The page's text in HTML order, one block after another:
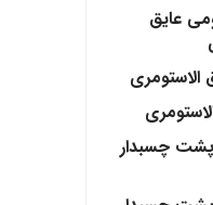
عایق
الاستومری
پشت چسبدار